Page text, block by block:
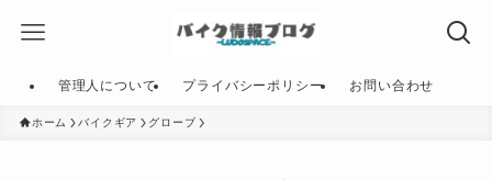
管理人について プライバシーポリシー お問い合わせ
ホーム バイクギア グローブ